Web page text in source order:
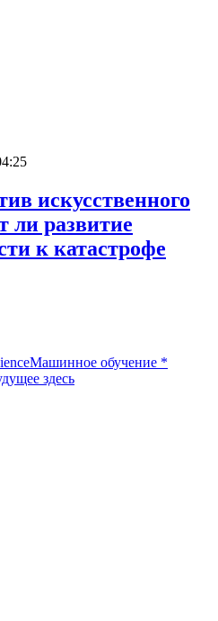
искусственного
ли развитие
к катастрофе
Машинное обучение *
здесь